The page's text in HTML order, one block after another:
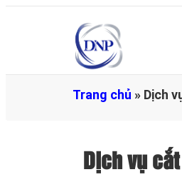
Trang chủ » Dịch
Dịch vụ